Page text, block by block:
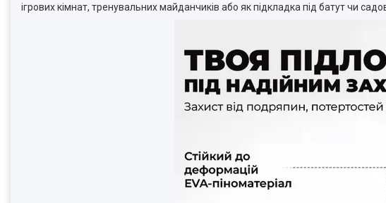
ігрових кімнат, тренувальних майданчиків або як підкладка під батут чи